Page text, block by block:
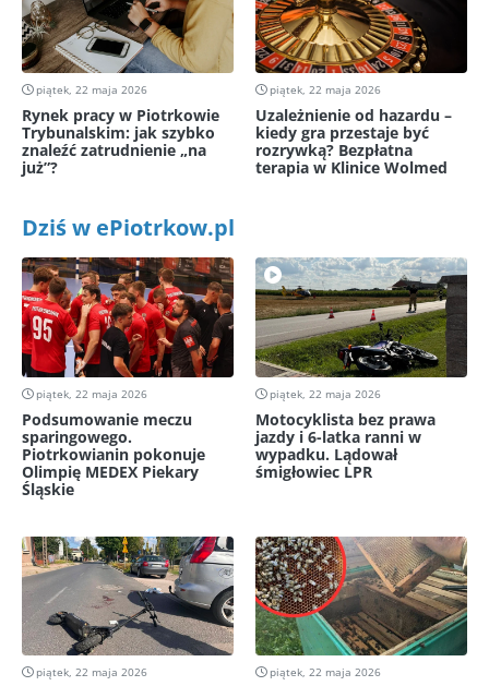
piątek, 22 maja 2026
Rynek pracy w Piotrkowie
Trybunalskim: jak szybko
znaleźć zatrudnienie „na
już”?
piątek, 22 maja 2026
Uzależnienie od hazardu –
kiedy gra przestaje być
rozrywką? Bezpłatna
terapia w Klinice Wolmed
Dziś w ePiotrkow.pl
piątek, 22 maja 2026
Podsumowanie meczu
sparingowego.
Piotrkowianin pokonuje
Olimpię MEDEX Piekary
Śląskie
piątek, 22 maja 2026
Motocyklista bez prawa
jazdy i 6-latka ranni w
wypadku. Lądował
śmigłowiec LPR
piątek, 22 maja 2026 piątek, 22 maja 2026